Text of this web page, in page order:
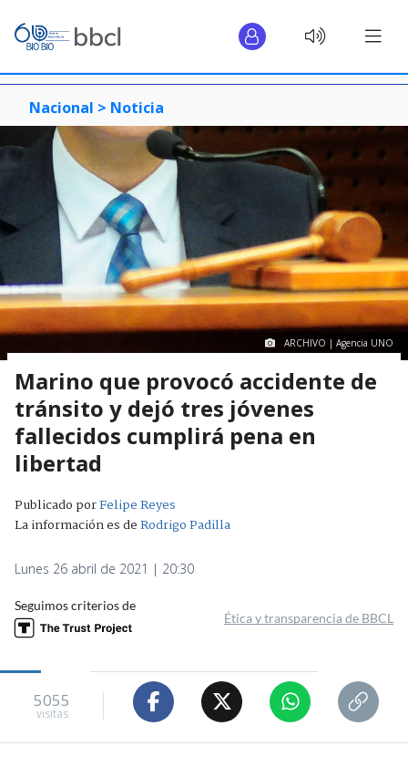
Nacional > Noticia
ARCHIVO | Agencia UNO
Marino que provocó accidente de
tránsito y dejó tres jóvenes
fallecidos cumplirá pena en
libertad
Publicado porFelipe Reyes
La información es deRodrigo Padilla
Lunes 26 abril de 2021 | 20:30
Seguimos criterios de
Ética y transparencia de BBCL
5055
visitas